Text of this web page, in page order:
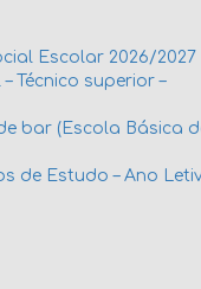
Escolar 2026/2027
Técnico superior –
bar (Escola Básica
de Estudo – Ano